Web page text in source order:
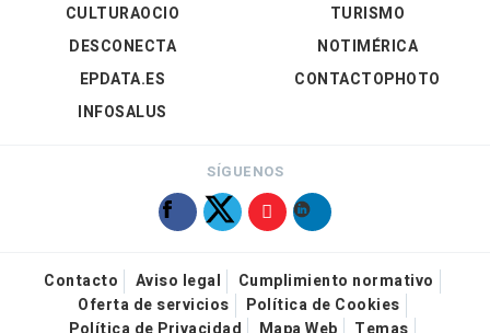
CULTURAOCIO
DESCONECTA
EPDATA.ES
INFOSALUS
TURISMO
NOTIMÉRICA
CONTACTOPHOTO
SÍGUENOS
Contacto Aviso legal
Cumplimiento normativo
Oferta de servicios
Política de Cookies